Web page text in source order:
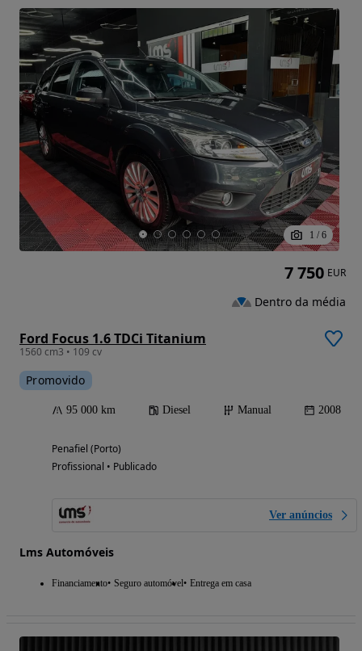
1 / 6
Ford Focus 1.6 TDCi Titanium
1560 cm3 • 109 cv
Promovido
95 000 km Diesel Manual 2008
Penafiel (Porto)
Profissional • Publicado
Ver anúncios
Lms Automóveis
Financiamento Seguro automóvel Entrega em casa
7 750 EUR
Dentro da média